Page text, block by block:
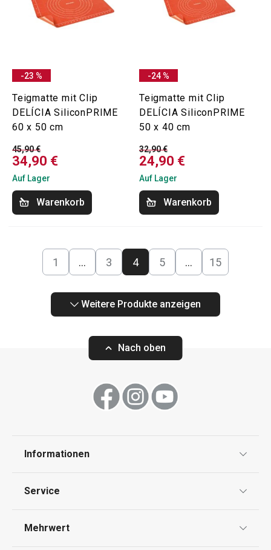
-23 %
Teigmatte mit Clip
DELÍCIA SiliconPRIME
60 x 50 cm
45,90 €
34,90 €
Auf Lager
Warenkorb
-24 %
Teigmatte mit Clip
DELÍCIA SiliconPRIME
50 x 40 cm
32,90 €
24,90 €
Auf Lager
Warenkorb
1 … 3 4 5 … 15
Weitere Produkte anzeigen
Nach oben
Informationen
Impressum
Service
Mehrwert